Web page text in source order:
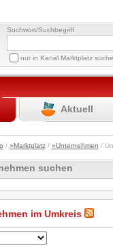
Suchwort/Suchbegriff
nur in Kanal Marktplatz
Aktuell
/ »Marktplatz/ »Unternehmen /
suchen
im Umkreis